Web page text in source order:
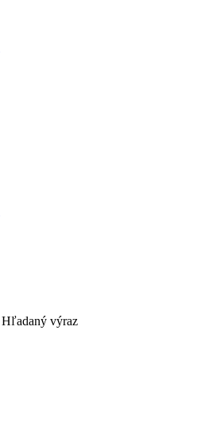
Hľadaný výraz